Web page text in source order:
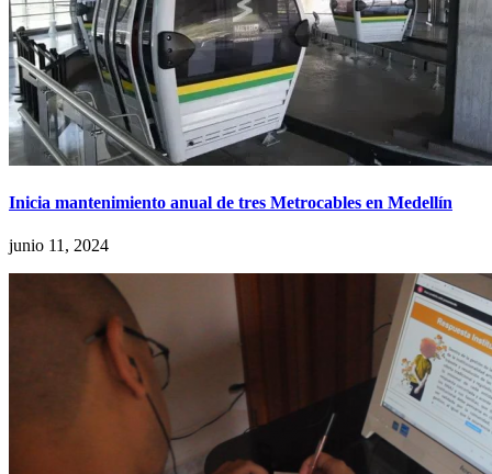
Inicia mantenimiento anual de tres Metrocables en Medellín
junio 11, 2024